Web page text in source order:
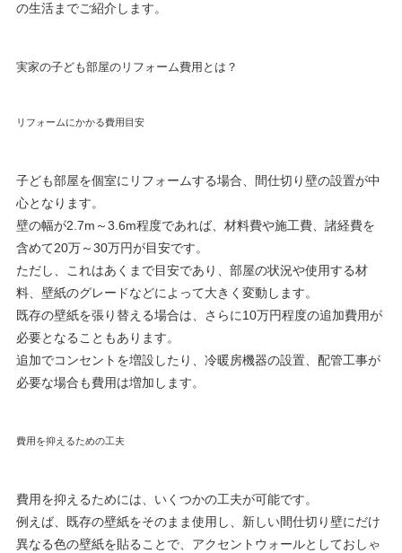
の生活までご紹介します。
実家の子ども部屋のリフォーム費用とは？
リフォームにかかる費用目安
子ども部屋を個室にリフォームする場合、間仕切り壁の設置が中
心となります。
壁の幅が2.7m～3.6m程度であれば、材料費や施工費、諸経費を
含めて20万～30万円が目安です。
ただし、これはあくまで目安であり、部屋の状況や使用する材
料、壁紙のグレードなどによって大きく変動します。
既存の壁紙を張り替える場合は、さらに10万円程度の追加費用が
必要となることもあります。
追加でコンセントを増設したり、冷暖房機器の設置、配管工事が
必要な場合も費用は増加します。
費用を抑えるための工夫
費用を抑えるためには、いくつかの工夫が可能です。
例えば、既存の壁紙をそのまま使用し、新しい間仕切り壁にだけ
異なる色の壁紙を貼ることで、アクセントウォールとしておしゃ